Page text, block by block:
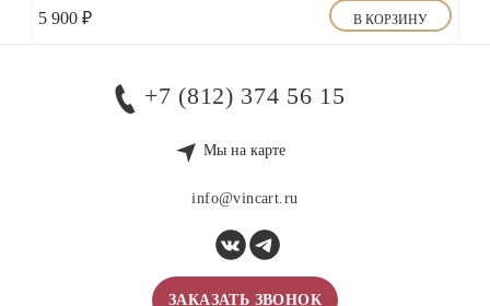
5 900 ₽ В КОРЗИНУ
+7 (812) 374 56 15
Мы на карте
info@vincart.ru
ЗАКАЗАТЬ ЗВОНОК